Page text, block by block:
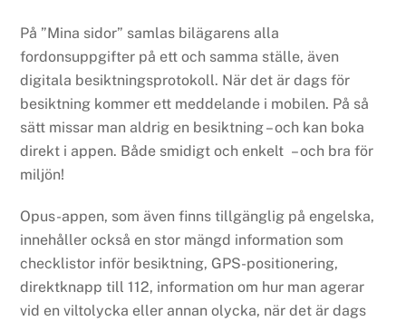
På ”Mina sidor” samlas bilägarens alla
fordonsuppgifter på ett och samma ställe, även
digitala besiktningsprotokoll. När det är dags för
besiktning kommer ett meddelande i mobilen. På så
sätt missar man aldrig en besiktning – och kan boka
direkt i appen. Både smidigt och enkelt – och bra för
miljön!
Opus-appen, som även finns tillgänglig på engelska,
innehåller också en stor mängd information som
checklistor inför besiktning, GPS-positionering,
direktknapp till 112, information om hur man agerar
vid en viltolycka eller annan olycka, när det är dags